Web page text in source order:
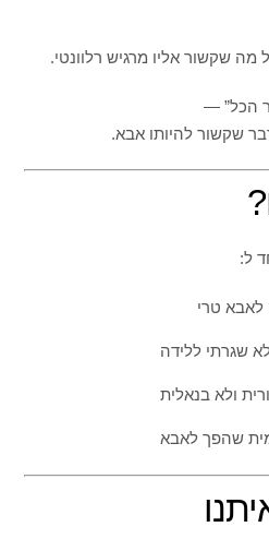
מה שקשור אליו מרגיש רלוונטי.
הכל” —
שקשור להיותו אבא.
ל:
לאבא טרי
שגרתי ללידה
ולא בנאלית
שהפך לאבא